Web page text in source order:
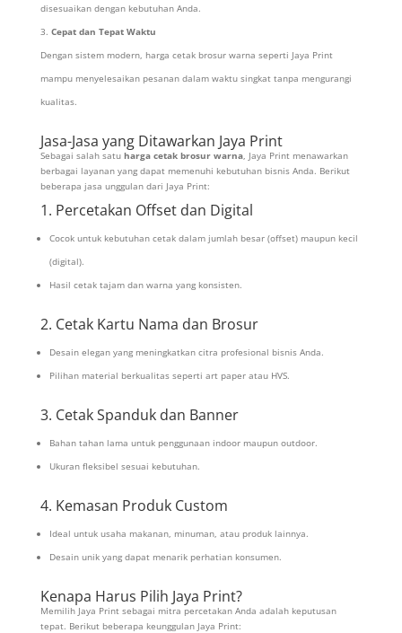
disesuaikan dengan kebutuhan Anda.
Cepat dan Tepat Waktu
Dengan sistem modern, harga cetak brosur warna seperti Jaya Print
mampu menyelesaikan pesanan dalam waktu singkat tanpa mengurangi
kualitas.
Jasa-Jasa yang Ditawarkan Jaya Print
Sebagai salah satu harga cetak brosur warna, Jaya Print menawarkan
berbagai layanan yang dapat memenuhi kebutuhan bisnis Anda. Berikut
beberapa jasa unggulan dari Jaya Print:
1. Percetakan Offset dan Digital
Cocok untuk kebutuhan cetak dalam jumlah besar (offset) maupun kecil
(digital).
Hasil cetak tajam dan warna yang konsisten.
2. Cetak Kartu Nama dan Brosur
Desain elegan yang meningkatkan citra profesional bisnis Anda.
Pilihan material berkualitas seperti art paper atau HVS.
3. Cetak Spanduk dan Banner
Bahan tahan lama untuk penggunaan indoor maupun outdoor.
Ukuran fleksibel sesuai kebutuhan.
4. Kemasan Produk Custom
Ideal untuk usaha makanan, minuman, atau produk lainnya.
Desain unik yang dapat menarik perhatian konsumen.
Kenapa Harus Pilih Jaya Print?
Memilih Jaya Print sebagai mitra percetakan Anda adalah keputusan
tepat. Berikut beberapa keunggulan Jaya Print: